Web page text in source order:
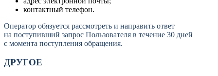
контактный телефон.
Оператор обязуется рассмотреть и направить ответ
на поступивший запрос Пользователя в течение 30 дней
с момента поступления обращения.
ДРУГОЕ